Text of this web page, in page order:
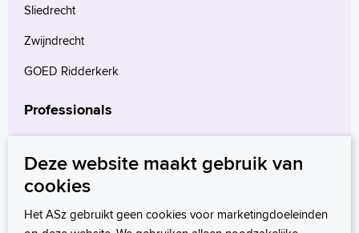
Sliedrecht
Zwijndrecht
GOED Ridderkerk
Professionals
Verwijzers
Wetenschappelijk onderzoek
Deze website maakt gebruik van
cookies
Het ASz gebruikt geen cookies voor marketingdoeleinden